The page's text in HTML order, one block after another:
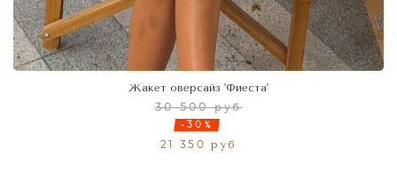
Жакет оверсайз 'Фиеста'
30 500 руб
-30%
21 350 руб